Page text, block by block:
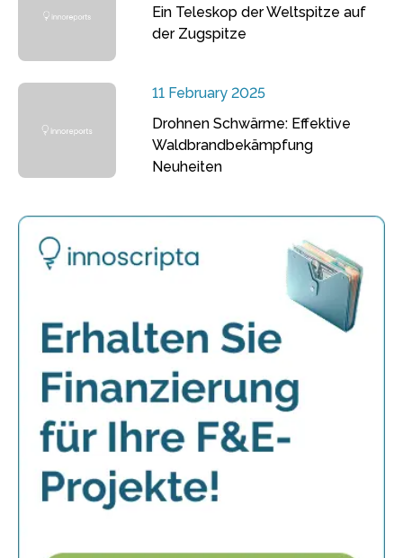
Ein Teleskop der Weltspitze auf
der Zugspitze
11 February 2025
Drohnen Schwärme: Effektive
Waldbrandbekämpfung
Neuheiten